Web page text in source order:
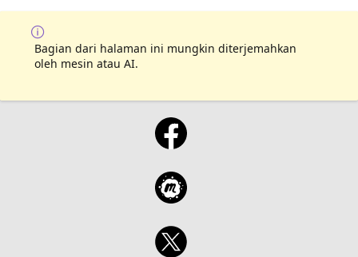
Bagian dari halaman ini mungkin diterjemahkan
oleh mesin atau AI.